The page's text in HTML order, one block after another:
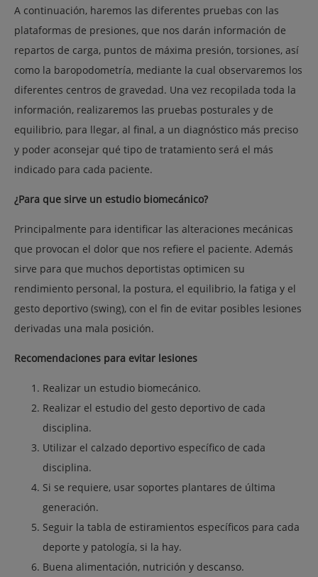
A continuación, haremos las diferentes pruebas con las
plataformas de presiones, que nos darán información de
repartos de carga, puntos de máxima presión, torsiones, así
como la baropodometría, mediante la cual observaremos los
diferentes centros de gravedad. Una vez recopilada toda la
información, realizaremos las pruebas posturales y de
equilibrio, para llegar, al final, a un diagnóstico más preciso
y poder aconsejar qué tipo de tratamiento será el más
indicado para cada paciente.
¿Para que sirve un estudio biomecánico?
Principalmente para identificar las alteraciones mecánicas
que provocan el dolor que nos refiere el paciente. Además
sirve para que muchos deportistas optimicen su
rendimiento personal, la postura, el equilibrio, la fatiga y el
gesto deportivo (swing), con el fin de evitar posibles lesiones
derivadas una mala posición.
Recomendaciones para evitar lesiones
Realizar un estudio biomecánico.
Realizar el estudio del gesto deportivo de cada
disciplina.
Utilizar el calzado deportivo específico de cada
disciplina.
Si se requiere, usar soportes plantares de última
generación.
Seguir la tabla de estiramientos específicos para cada
deporte y patología, si la hay.
Buena alimentación, nutrición y descanso.